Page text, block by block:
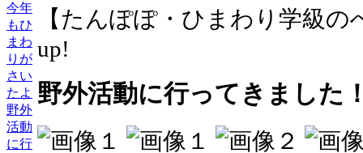
今年
もひ
まわ
りが
さい
たよ
野外
活動
に行
【たんぽぽ・ひまわり学級の
up!
野外活動に行ってきました